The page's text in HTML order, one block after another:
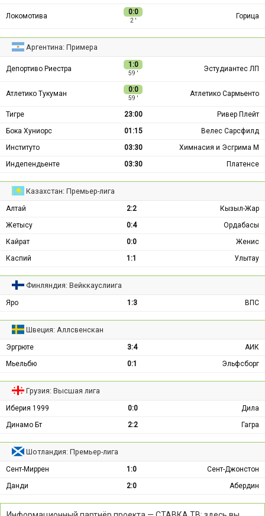
Локомотива 0:0
2 ′
Горица
Аргентина: Примера
Депортиво Риестра 1:0
59 ′
Эстудиантес ЛП
Атлетико Тукуман 0:0
59 ′
Атлетико Сармьенто
Тигре 23:00
Ривер Плейт
Бока Хуниорс
01:15
Велес Сарсфилд
Институто
03:30
Химнасия и Эсгрима М
Индепендьенте
03:30 Платенсе
Казахстан: Премьер-лига
Алтай 2:2
Кызыл-Жар
Жетысу
0:4
Ордабасы
Кайрат
0:0
Женис
Каспий
1:1 Улытау
Финляндия: Вейккауслиига
Яро 1:3 ВПС
Швеция: Аллсвенскан
Эргрюте 3:4
АИК
Мьельбю
0:1 Эльфсборг
Грузия: Высшая лига
Иберия 1999 0:0
Дила
Динамо Бт
2:2 Гагра
Шотландия: Премьер-лига
Сент-Миррен 1:0
Сент-Джонстон
Данди
2:0 Абердин